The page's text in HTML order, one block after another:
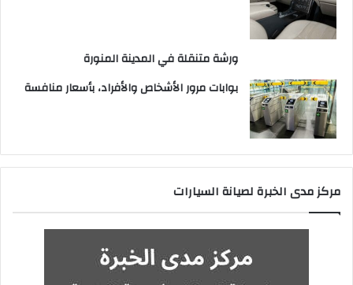
ورشة متنقلة في المدينة المنورة
بوابات مرور الأشخاص والأفراد، بأسعار منافسة
مركز مدى الخبرة لصيانة السيارات